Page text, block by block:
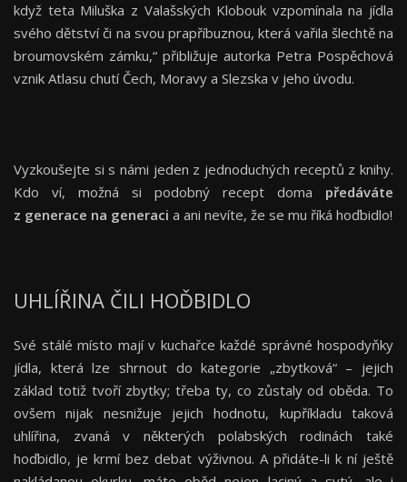
když teta Miluška z Valašských Klobouk vzpomínala na jídla
svého dětství či na svou prapříbuznou, která vařila šlechtě na
broumovském zámku,“ přibližuje autorka Petra Pospěchová
vznik Atlasu chutí Čech, Moravy a Slezska v jeho úvodu.
Vyzkoušejte si s námi jeden z jednoduchých receptů z knihy.
Kdo ví, možná si podobný recept doma předáváte
z generace na generaci a ani nevíte, že se mu říká hoďbidlo!
UHLÍŘINA ČILI HOĎBIDLO
Své stálé místo mají v kuchařce každé správné hospodyňky
jídla, která lze shrnout do kategorie „zbytková“ – jejich
základ totiž tvoří zbytky; třeba ty, co zůstaly od oběda. To
ovšem nijak nesnižuje jejich hodnotu, kupříkladu taková
uhlířina, zvaná v některých polabských rodinách také
hoďbidlo, je krmí bez debat výživnou. A přidáte-li k ní ještě